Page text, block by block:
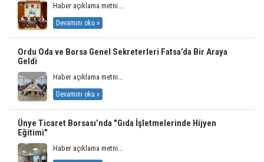
Haber açıklama metni...
Devamını oku »
Ordu Oda ve Borsa Genel Sekreterleri Fatsa’da Bir Araya
Geldi
Haber açıklama metni...
Devamını oku »
Ünye Ticaret Borsası’nda "Gıda İşletmelerinde Hijyen
Eğitimi"
Haber açıklama metni...